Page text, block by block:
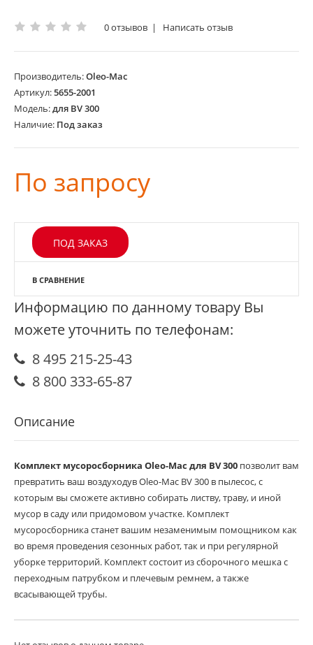
0 отзывов | Написать отзыв
Производитель:Oleo-Mac
Артикул:5655-2001
Модель:для BV 300
Наличие: Под заказ
По запросу
ПОД ЗАКАЗ
В СРАВНЕНИЕ
Информацию по данному товару Вы
можете уточнить по телефонам:
8 495 215-25-43
8 800 333-65-87
Описание
Комплект мусоросборника Oleo-Mac для BV 300 позволит вам
превратить ваш воздуходув Oleo-Mac BV 300 в пылесос, с
которым вы сможете активно собирать листву, траву, и иной
мусор в саду или придомовом участке. Комплект
мусоросборника станет вашим незаменимым помощником как
во время проведения сезонных работ, так и при регулярной
уборке территорий. Комплект состоит из сборочного мешка с
переходным патрубком и плечевым ремнем, а также
всасывающей трубы.